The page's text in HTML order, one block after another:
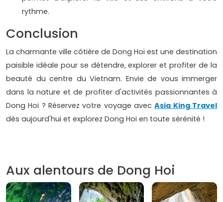
rythme.
Conclusion
La charmante ville côtière de Dong Hoi est une destination
paisible idéale pour se détendre, explorer et profiter de la
beauté du centre du Vietnam. Envie de vous immerger
dans la nature et de profiter d'activités passionnantes à
Dong Hoi ? Réservez votre voyage avecAsia King Travel
dès aujourd'hui et explorez Dong Hoi en toute sérénité !
Aux alentours de Dong Hoi